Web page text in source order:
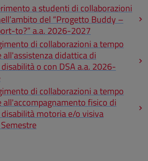
a studenti di collaborazioni
del “Progetto Buddy –
to?” a.a. 2026-2027
di collaborazioni a tempo
all'assistenza didattica di
o con DSA a.a. 2026-
di collaborazioni a tempo
all'accompagnamento fisico di
motoria e/o visiva